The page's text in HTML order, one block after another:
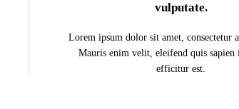
vulputate.
Lorem ipsum dolor sit amet, consectetur
Mauris enim velit, eleifend quis
efficitur est.